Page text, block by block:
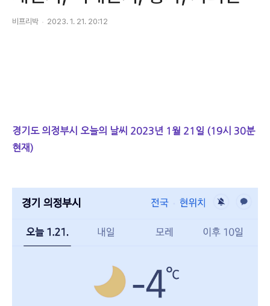
비프리박 2023. 1. 21. 20:12
경기도 의정부시 오늘의 날씨 2023년 1월 21일 (19시 30분
현재)